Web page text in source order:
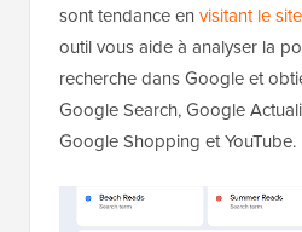
sont tendance en visitant le
outil vous aide à analyser la
recherche dans Google et
Google Search, Google
Google Shopping et YouTube.